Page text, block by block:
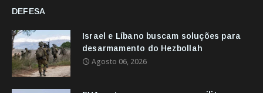
DEFESA
Israel e Líbano buscam soluções para
desarmamento do Hezbollah
Agosto 06, 2026